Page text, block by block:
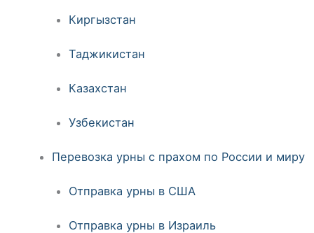
Киргызстан
Таджикистан
Казахстан
Узбекистан
Перевозка урны с прахом по России и миру
Отправка урны в США
Отправка урны в Израиль